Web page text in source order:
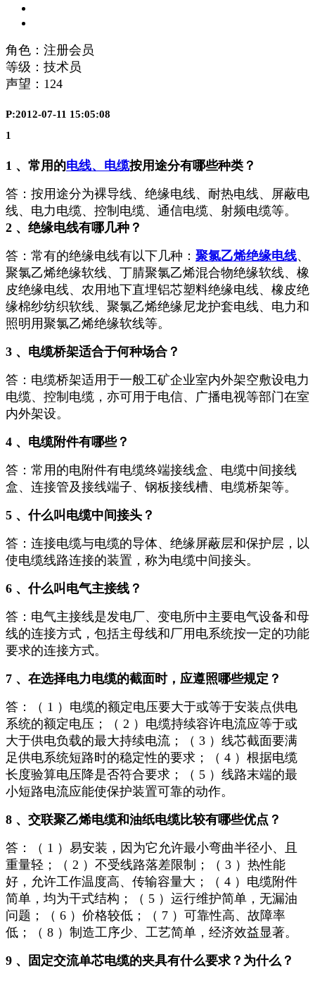
角色：注册会员
等级：技术员
声望： 124
P:2012-07-11 15:05:08
1
1 、常用的电线、电缆按用途分有哪些种类？
答：按用途分为裸导线、绝缘电线、耐热电线、屏蔽电
线、电力电缆、控制电缆、通信电缆、射频电缆等。
2 、绝缘电线有哪几种？
答：常有的绝缘电线有以下几种： 聚氯乙烯绝缘电线、
聚氯乙烯绝缘软线、丁腈聚氯乙烯混合物绝缘软线、橡
皮绝缘电线、农用地下直埋铝芯塑料绝缘电线、橡皮绝
缘棉纱纺织软线、聚氯乙烯绝缘尼龙护套电线、电力和
照明用聚氯乙烯绝缘软线等。
3 、电缆桥架适合于何种场合？
答：电缆桥架适用于一般工矿企业室内外架空敷设电力
电缆、控制电缆，亦可用于电信、广播电视等部门在室
内外架设。
4 、电缆附件有哪些？
答：常用的电附件有电缆终端接线盒、电缆中间接线
盒、连接管及接线端子、钢板接线槽、电缆桥架等。
5 、什么叫电缆中间接头？
答：连接电缆与电缆的导体、绝缘屏蔽层和保护层，以
使电缆线路连接的装置，称为电缆中间接头。
6 、什么叫电气主接线？
答：电气主接线是发电厂、变电所中主要电气设备和母
线的连接方式，包括主母线和厂用电系统按一定的功能
要求的连接方式。
7 、在选择电力电缆的截面时，应遵照哪些规定？
答：（ 1 ）电缆的额定电压要大于或等于安装点供电
系统的额定电压；（ 2 ）电缆持续容许电流应等于或
大于供电负载的最大持续电流；（ 3 ）线芯截面要满
足供电系统短路时的稳定性的要求；（ 4 ）根据电缆
长度验算电压降是否符合要求；（ 5 ）线路末端的最
小短路电流应能使保护装置可靠的动作。
8 、交联聚乙烯电缆和油纸电缆比较有哪些优点？
答：（ 1 ）易安装，因为它允许最小弯曲半径小、且
重量轻；（ 2 ）不受线路落差限制；（ 3 ）热性能
好，允许工作温度高、传输容量大；（ 4 ）电缆附件
简单，均为干式结构；（ 5 ）运行维护简单，无漏油
问题；（ 6 ）价格较低；（ 7 ）可靠性高、故障率
低；（ 8 ）制造工序少、工艺简单，经济效益显著。
9 、固定交流单芯电缆的夹具有什么要求？为什么？